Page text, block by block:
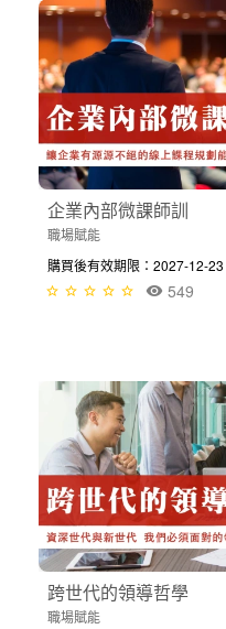
企業內部微課師訓
職場賦能
購買後有效期限：2027-12-23
549
跨世代的領導哲學
職場賦能